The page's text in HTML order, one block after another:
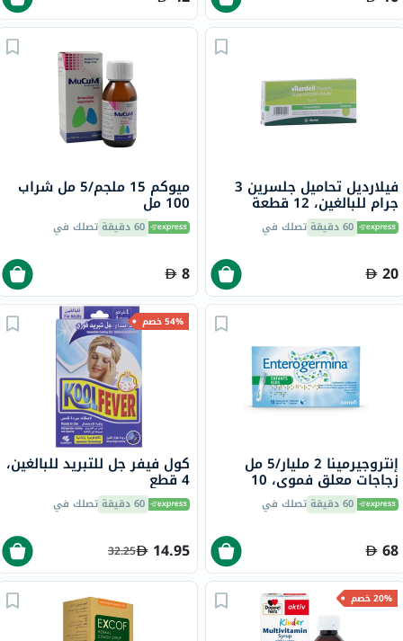
فيلارديل تحاميل جلسرين 3
جرام للبالغين، 12 قطعة
60 دقيقة تصلك في
20
ميوكم 15 ملجم/5 مل شراب
100 مل
60 دقيقة تصلك في
8
إنتروجيرمينا 2 مليار/5 مل
زجاجات معلق فموي، 10
زجاجات60 دقيقة تصلك في
68
54% خصم
كول فيفر جل للتبريد للبالغين،
4 قطع
60 دقيقة تصلك في
14.95
32.25
20% خصم